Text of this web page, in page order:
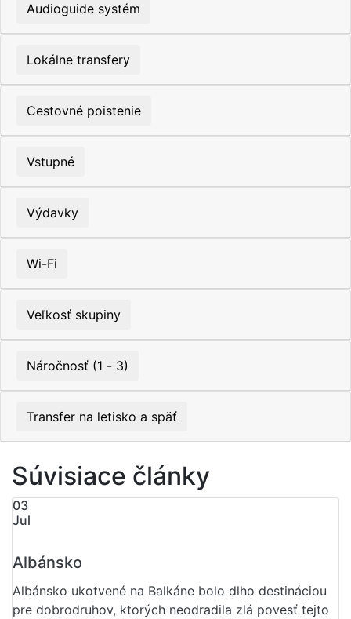
Audioguide systém
Lokálne transfery
Cestovné poistenie
Vstupné
Výdavky
Wi-Fi
Veľkosť skupiny
Náročnosť (1 - 3)
Transfer na letisko a späť
Súvisiace články
03
Jul
Albánsko
Albánsko ukotvené na Balkáne bolo dlho destináciou
pre dobrodruhov, ktorých neodradila zlá povesť tejto